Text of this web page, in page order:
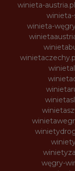
winieta-austria.pl
winieta-
winieta-
winietaczechy.pl
węgry-